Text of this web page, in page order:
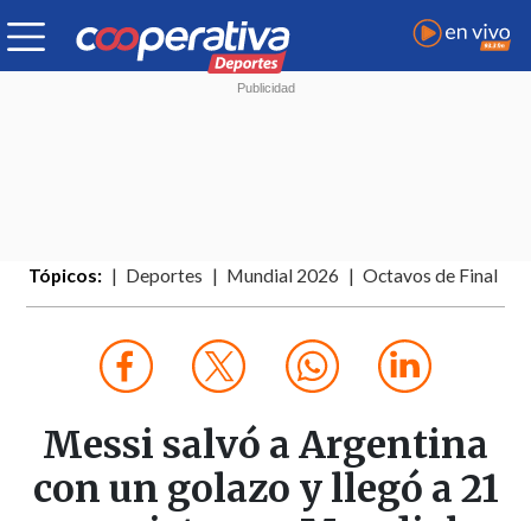
Tópicos: Deportes Mundial 2026 Octavos de Final
Messi salvó a Argentina
con un golazo y llegó a 21